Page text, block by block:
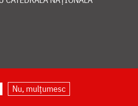
Nu, mulțumesc